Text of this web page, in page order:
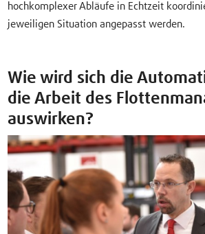
hochkomplexer Abläufe in Echtzeit
jeweiligen Situation angepasst werden.
Wie wird sich die
die Arbeit des
auswirken?